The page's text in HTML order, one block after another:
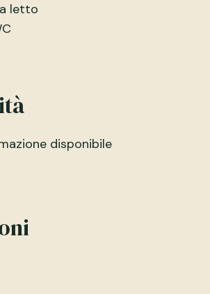
letto
disponibile